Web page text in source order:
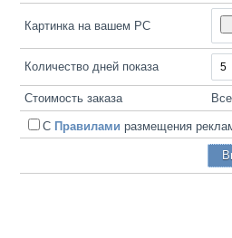
Картинка на вашем PC
Количество дней показа
Стоимость заказа
С Правилами размещения